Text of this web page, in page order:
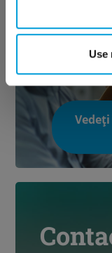
Use